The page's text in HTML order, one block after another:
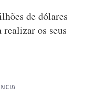
de dólares
os seus